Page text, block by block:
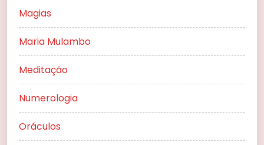
Magias
Maria Mulambo
Meditação
Numerologia
Oráculos